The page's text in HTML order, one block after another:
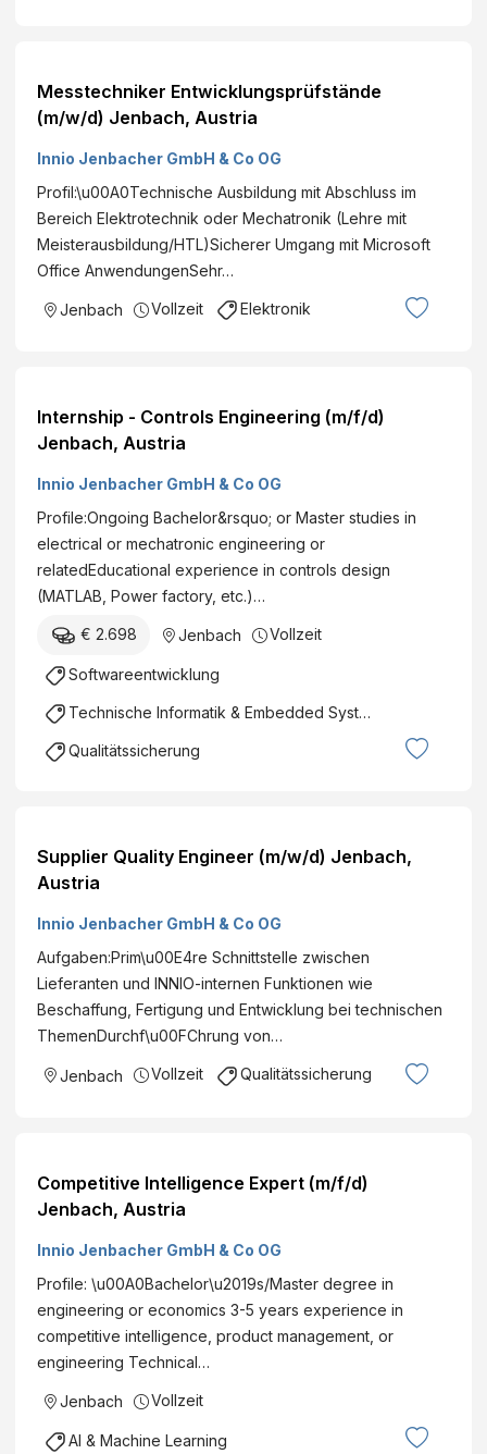
Messtechniker Entwicklungsprüfstände
(m/w/d) Jenbach, Austria
Innio Jenbacher GmbH & Co OG
Profil:\u00A0Technische Ausbildung mit Abschluss im
Bereich Elektrotechnik oder Mechatronik (Lehre mit
Meisterausbildung/HTL)Sicherer Umgang mit Microsoft
Office AnwendungenSehr…
Jenbach Vollzeit Elektronik
Internship - Controls Engineering (m/f/d)
Jenbach, Austria
Innio Jenbacher GmbH & Co OG
Profile:Ongoing Bachelor&rsquo; or Master studies in
electrical or mechatronic engineering or
relatedEducational experience in controls design
(MATLAB, Power factory, etc.)…
€ 2.698 Jenbach Vollzeit
Softwareentwicklung
Technische Informatik & Embedded Systems
Qualitätssicherung
Supplier Quality Engineer (m/w/d) Jenbach,
Austria
Innio Jenbacher GmbH & Co OG
Aufgaben:Prim\u00E4re Schnittstelle zwischen
Lieferanten und INNIO-internen Funktionen wie
Beschaffung, Fertigung und Entwicklung bei technischen
ThemenDurchf\u00FChrung von…
Jenbach Vollzeit Qualitätssicherung
Competitive Intelligence Expert (m/f/d)
Jenbach, Austria
Innio Jenbacher GmbH & Co OG
Profile: \u00A0Bachelor\u2019s/Master degree in
engineering or economics 3-5 years experience in
competitive intelligence, product management, or
engineering Technical…
Jenbach Vollzeit
AI & Machine Learning